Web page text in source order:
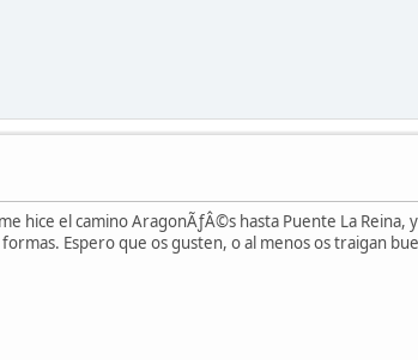
hice el camino AragonÃƒÂ©s hasta Puente La Reina,
Espero que os gusten, o al menos os traigan